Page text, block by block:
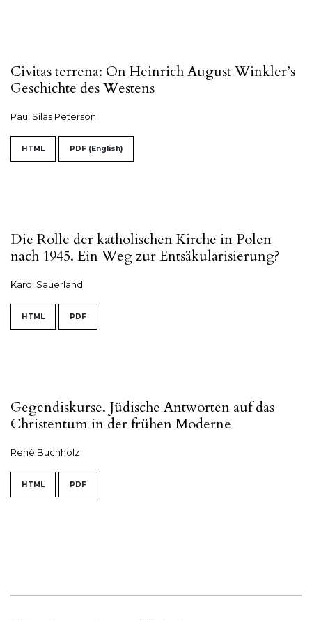
Civitas terrena: On Heinrich August Winkler’s
Geschichte des Westens
Paul Silas Peterson
HTML PDF (English)
Die Rolle der katholischen Kirche in Polen
nach 1945. Ein Weg zur Entsäkularisierung?
Karol Sauerland
HTML PDF
Gegendiskurse. Jüdische Antworten auf das
Christentum in der frühen Moderne
René Buchholz
HTML PDF